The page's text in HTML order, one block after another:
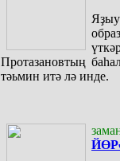
Протазановтың
тәьмин итә лә инде.